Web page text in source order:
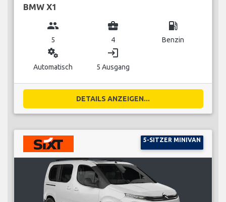
BMW X1
group
5
business_center
4
local_gas_station
Benzin
miscellaneous_services
Automatisch
login
5 Ausgang
DETAILS ANZEIGEN...
5-SITZER MINIVAN